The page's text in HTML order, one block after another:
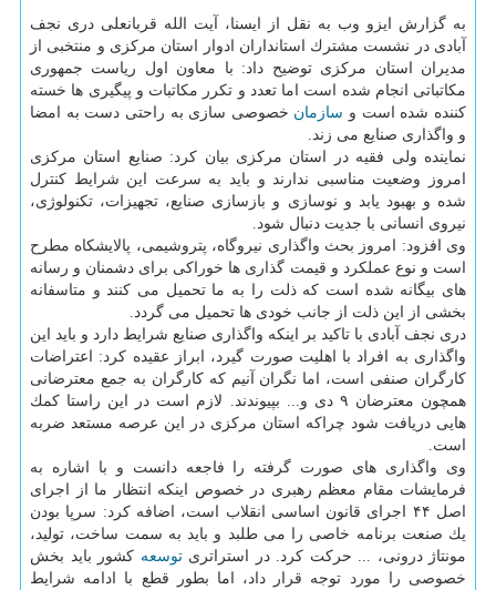
به گزارش ایزو وب به نقل از ایسنا، آیت الله قربانعلی دری نجف
آبادی در نشست مشترك استانداران ادوار استان مركزی و منتخبی از
مدیران استان مركزی توضیح داد: با معاون اول ریاست جمهوری
مكاتباتی انجام شده است اما تعدد و تكرر مكاتبات و پیگیری ها خسته
كننده شده است و سازمان خصوصی سازی به راحتی دست به امضا
و واگذاری صنایع می زند.
نماینده ولی فقیه در استان مركزی بیان كرد: صنایع استان مركزی
امروز وضعیت مناسبی ندارند و باید به سرعت این شرایط كنترل
شده و بهبود یابد و نوسازی و بازسازی صنایع، تجهیزات، تكنولوژی،
نیروی انسانی با جدیت دنبال شود.
وی افزود: امروز بحث واگذاری نیروگاه، پتروشیمی، پالایشكاه مطرح
است و نوع عملكرد و قیمت گذاری ها خوراكی برای دشمنان و رسانه
های بیگانه شده است كه ذلت را به ما تحمیل می كنند و متاسفانه
بخشی از این ذلت از جانب خودی ها تحمیل می گردد.
دری نجف آبادی با تاكید بر اینكه واگذاری صنایع شرایط دارد و باید این
واگذاری به افراد با اهلیت صورت گیرد، ابراز عقیده كرد: اعتراضات
كارگران صنفی است، اما نگران آنیم كه كارگران به جمع معترضانی
همچون معترضان ۹ دی و... بپیوندند. لازم است در این راستا كمك
هایی دریافت شود چراكه استان مركزی در این عرصه مستعد ضربه
است.
وی واگذاری های صورت گرفته را فاجعه دانست و با اشاره به
فرمایشات مقام معظم رهبری در خصوص اینكه انتظار ما از اجرای
اصل ۴۴ اجرای قانون اساسی انقلاب است، اضافه كرد: سرپا بودن
یك صنعت برنامه خاصی را می طلبد و باید به سمت ساخت، تولید،
مونتاژ درونی، ... حركت كرد. در استراتریتوسعه كشور باید بخش
خصوصی را مورد توجه قرار داد، اما بطور قطع با ادامه شرایط